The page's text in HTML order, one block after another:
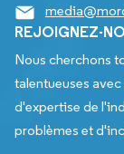
REJOIGNEZ-
Nous cherchons
talentueuses
d'expertise de
problèmes et